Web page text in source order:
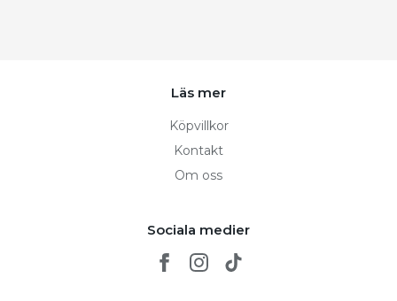
Läs mer
Köpvillkor
Kontakt
Om oss
Sociala medier